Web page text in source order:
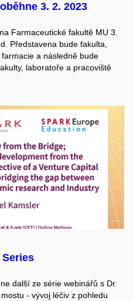
3. 2. 2023
Farmaceutické fakultě MU 3.
Představena bude fakulta,
a následně bude
laboratoře a pracoviště
Series
další ze série webinářů s Dr.
- vývoj léčiv z pohledu